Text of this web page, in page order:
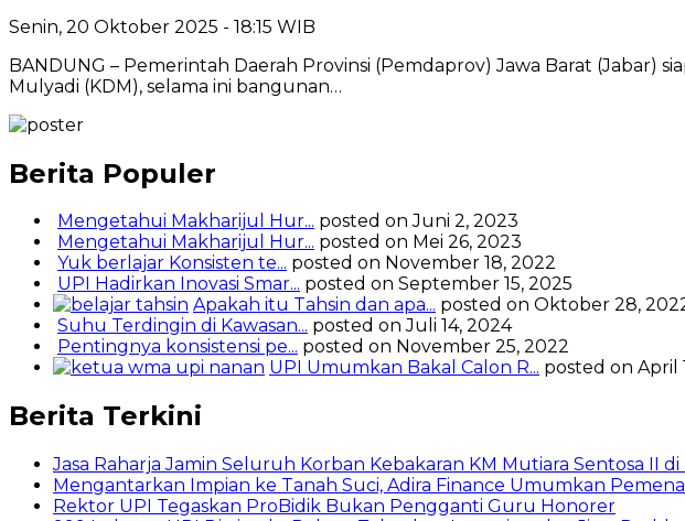
Senin, 20 Oktober 2025 - 18:15 WIB
BANDUNG – Pemerintah Daerah Provinsi (Pemdaprov) Jawa Barat
Mulyadi (KDM), selama ini bangunan…
Berita Populer
Mengetahui Makharijul Hur... posted on Juni 2, 2023
Mengetahui Makharijul Hur... posted on Mei 26, 2023
Yuk berlajar Konsisten te... posted on November 18, 2022
UPI Hadirkan Inovasi Smar... posted on September 15, 2025
Apakah itu Tahsin dan apa... posted on Oktober 28,
Suhu Terdingin di Kawasan... posted on Juli 14, 2024
Pentingnya konsistensi pe... posted on November 25, 2022
UPI Umumkan Bakal Calon R... posted on April
Berita Terkini
Jasa Raharja Jamin Seluruh Korban Kebakaran KM Mutiara Sentosa II
Mengantarkan Impian ke Tanah Suci, Adira Finance Umumkan
Rektor UPI Tegaskan ProBidik Bukan Pengganti Guru Honorer